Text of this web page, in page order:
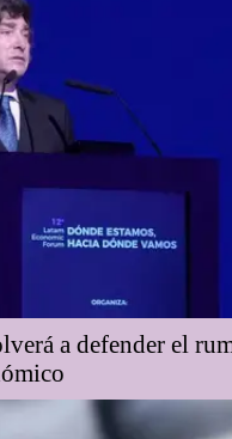
a defender el